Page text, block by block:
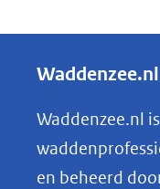
e
e
n
o
p
Waddenzee.nl
Waddenzee.nl
en beheerd